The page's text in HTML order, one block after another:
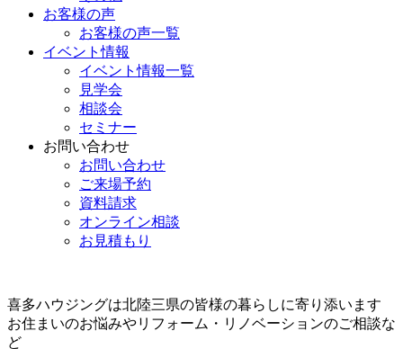
お客様の声
お客様の声一覧
イベント情報
イベント情報一覧
見学会
相談会
セミナー
お問い合わせ
お問い合わせ
ご来場予約
資料請求
オンライン相談
お見積もり
喜多ハウジングは北陸三県の皆様の暮らしに寄り添います
お住まいのお悩みやリフォーム・リノベーションのご相談な
ど